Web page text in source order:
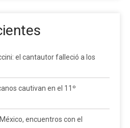
el cantautor falleció a los
cautivan en el 11º
encuentros con el